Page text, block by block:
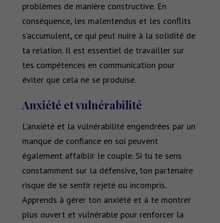
problèmes de manière constructive. En
conséquence, les malentendus et les conflits
s’accumulent, ce qui peut nuire à la solidité de
ta relation. Il est essentiel de travailler sur
tes compétences en communication pour
éviter que cela ne se produise.
Anxiété et vulnérabilité
L’anxiété et la vulnérabilité engendrées par un
manque de confiance en soi peuvent
également affaiblir le couple. Si tu te sens
constamment sur la défensive, ton partenaire
risque de se sentir rejeté ou incompris.
Apprends à gérer ton anxiété et à te montrer
plus ouvert et vulnérable pour renforcer la